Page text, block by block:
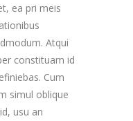
ea pri meis
Atqui
constituam id
Cum
simul oblique
usu an